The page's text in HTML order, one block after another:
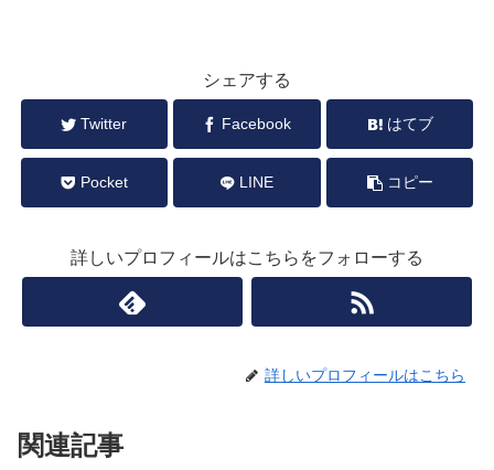
シェアする
Twitter Facebook はてブ
Pocket LINE コピー
詳しいプロフィールはこちらをフォローする
詳しいプロフィールはこちら
関連記事